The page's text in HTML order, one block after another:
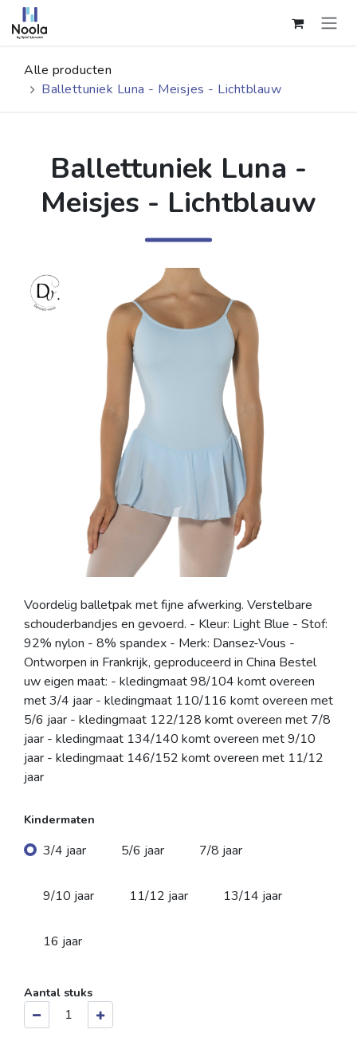
Overslaan naar inhoud
Alle producten
Ballettuniek Luna - Meisjes - Lichtblauw
Ballettuniek Luna -
Meisjes - Lichtblauw
Voordelig balletpak met fijne afwerking. Verstelbare
schouderbandjes en gevoerd. - Kleur: Light Blue - Stof:
92% nylon - 8% spandex - Merk: Dansez-Vous -
Ontworpen in Frankrijk, geproduceerd in China Bestel
uw eigen maat: - kledingmaat 98/104 komt overeen
met 3/4 jaar - kledingmaat 110/116 komt overeen met
5/6 jaar - kledingmaat 122/128 komt overeen met 7/8
jaar - kledingmaat 134/140 komt overeen met 9/10
jaar - kledingmaat 146/152 komt overeen met 11/12
jaar
Kindermaten
3/4 jaar 5/6 jaar 7/8 jaar
9/10 jaar 11/12 jaar 13/14 jaar
16 jaar
Aantal stuks